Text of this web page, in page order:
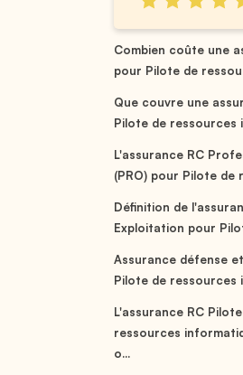
Combien coûte une
pour Pilote de
Que couvre une
Pilote de ressources
L'assurance RC
(PRO) pour Pilote de
Définition de
Exploitation pour
Assurance défense
Pilote de ressources
L'assurance RC
ressources
o...